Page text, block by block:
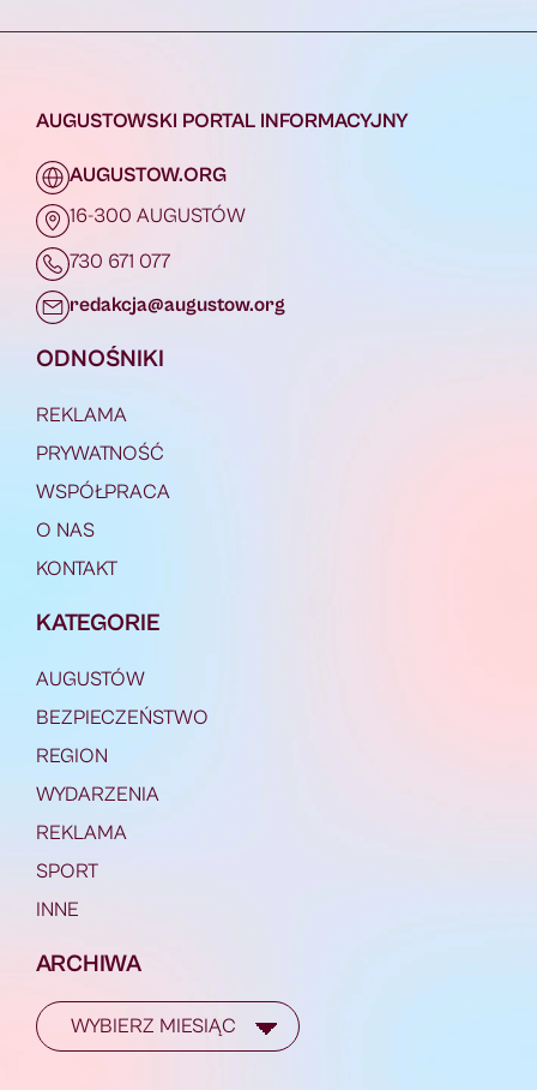
AUGUSTOWSKI PORTAL INFORMACYJNY
AUGUSTOW.ORG
16-300 AUGUSTÓW
730 671 077
redakcja@augustow.org
ODNOŚNIKI
REKLAMA
PRYWATNOŚĆ
WSPÓŁPRACA
O NAS
KONTAKT
KATEGORIE
AUGUSTÓW
BEZPIECZEŃSTWO
REGION
WYDARZENIA
REKLAMA
SPORT
INNE
ARCHIWA